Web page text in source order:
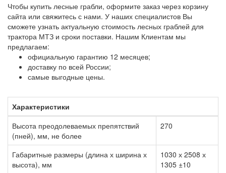
Чтобы купить лесные грабли, оформите заказ через корзину
сайта или свяжитесь с нами. У наших специалистов Вы
сможете узнать актуальную стоимость лесных граблей для
трактора МТЗ и сроки поставки. Нашим Клиентам мы
предлагаем:
официальную гарантию 12 месяцев;
доставку по всей России;
самые выгодные цены.
Характеристики
Высота преодолеваемых препятствий
(пней), мм, не более
270
Габаритные размеры (длина х ширина х
высота), мм
1030 х 2508 х
1305 ±10